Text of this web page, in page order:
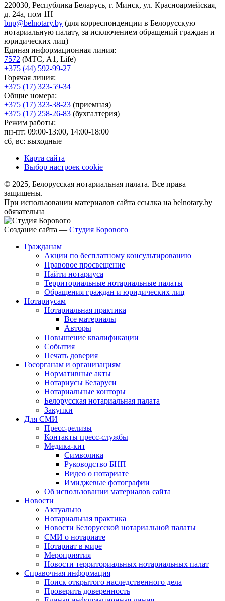
220030, Республика Беларусь, г. Минск, ул. Красноармейская,
д. 24а, пом 1Н
bnp@belnotary.by (для корреспонденции в Белорусскую
нотариальную палату, за исключением обращений граждан и
юридических лиц)
Единая информационная линия:
7572 (МТС, A1, Life)
+375 (44) 592-99-27
Горячая линия:
+375 (17) 323-59-34
Общие номера:
+375 (17) 323-38-23 (приемная)
+375 (17) 258-26-83 (бухгалтерия)
Режим работы:
пн-пт: 09:00-13:00, 14:00-18:00
сб, вс: выходные
Карта сайта
Выбор настроек cookie
© 2025, Белорусская нотариальная палата. Все права
защищены.
При использовании материалов сайта ссылка на belnotary.by
обязательна
Создание сайта — Студия Борового
Гражданам
Акции по бесплатному консультированию
Правовое просвещение
Найти нотариуса
Территориальные нотариальные палаты
Обращения граждан и юридических лиц
Нотариусам
Нотариальная практика
Все материалы
Авторы
Повышение квалификации
События
Печать доверия
Госорганам и организациям
Нормативные акты
Нотариусы Беларуси
Нотариальные конторы
Белорусская нотариальная палата
Закупки
Для СМИ
Пресс-релизы
Контакты пресс-службы
Медика-кит
Символика
Руководство БНП
Видео о нотариате
Имиджевые фотографии
Об использовании материалов сайта
Новости
Актуально
Нотариальная практика
Новости Белорусской нотариальной палаты
СМИ о нотариате
Нотариат в мире
Мероприятия
Новости территориальных нотариальных палат
Справочная информация
Поиск открытого наследственного дела
Проверить доверенность